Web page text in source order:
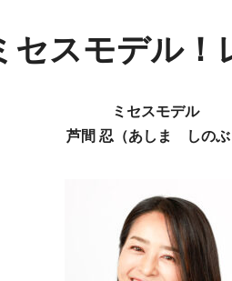
セスモデル
ミセスモデル
芦間 忍（あしま しのぶ